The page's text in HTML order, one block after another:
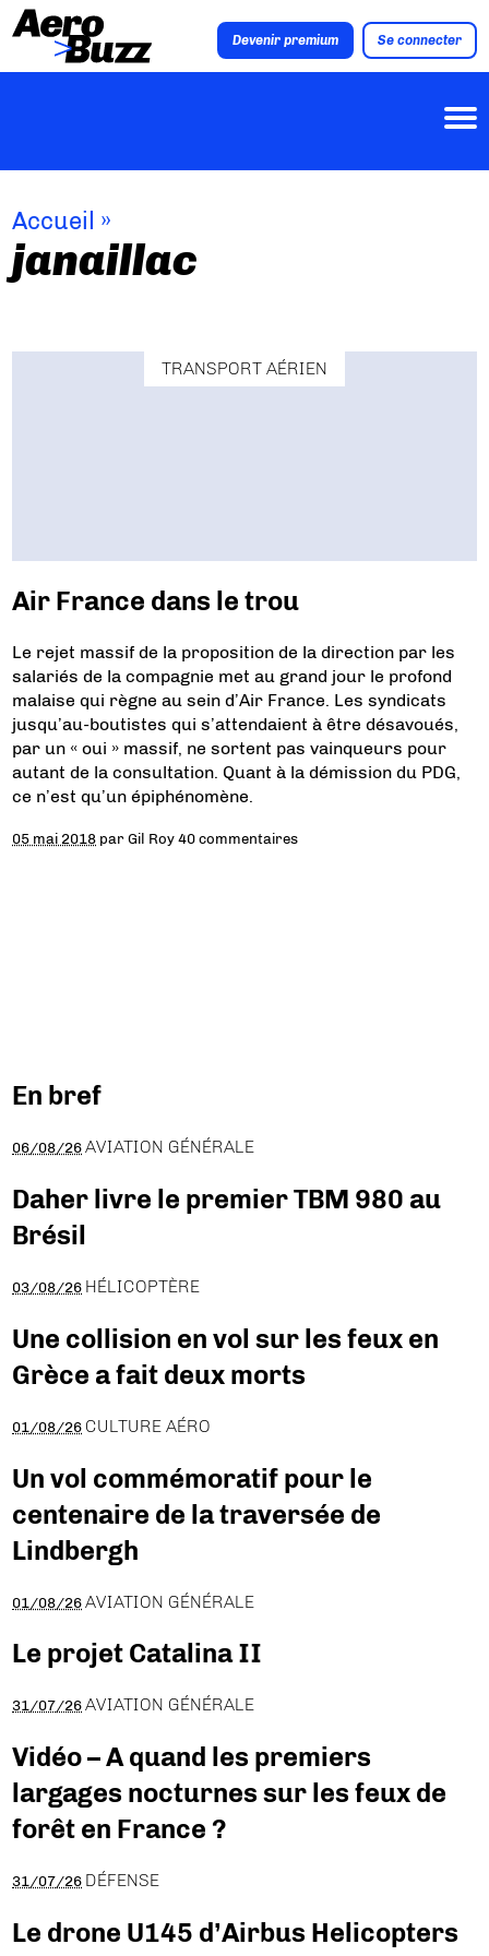
Devenir premium Se connecter
Accueil »
janaillac
TRANSPORT AÉRIEN
Air France dans le trou
Le rejet massif de la proposition de la direction par les
salariés de la compagnie met au grand jour le profond
malaise qui règne au sein d’Air France. Les syndicats
jusqu’au-boutistes qui s’attendaient à être désavoués,
par un « oui » massif, ne sortent pas vainqueurs pour
autant de la consultation. Quant à la démission du PDG,
ce n’est qu’un épiphénomène.
05 mai 2018 parGil Roy 40 commentaires
En bref
06/08/26 AVIATION GÉNÉRALE
Daher livre le premier TBM 980 au
Brésil
03/08/26 HÉLICOPTÈRE
Une collision en vol sur les feux en
Grèce a fait deux morts
01/08/26 CULTURE AÉRO
Un vol commémoratif pour le
centenaire de la traversée de
Lindbergh
01/08/26 AVIATION GÉNÉRALE
Le projet Catalina II
31/07/26 AVIATION GÉNÉRALE
Vidéo – A quand les premiers
largages nocturnes sur les feux de
forêt en France ?
31/07/26 DÉFENSE
Le drone U145 d’Airbus Helicopters